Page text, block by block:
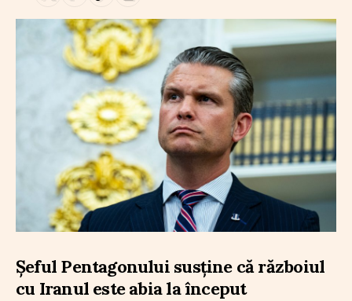
Șeful Pentagonului susține că războiul
cu Iranul este abia la început